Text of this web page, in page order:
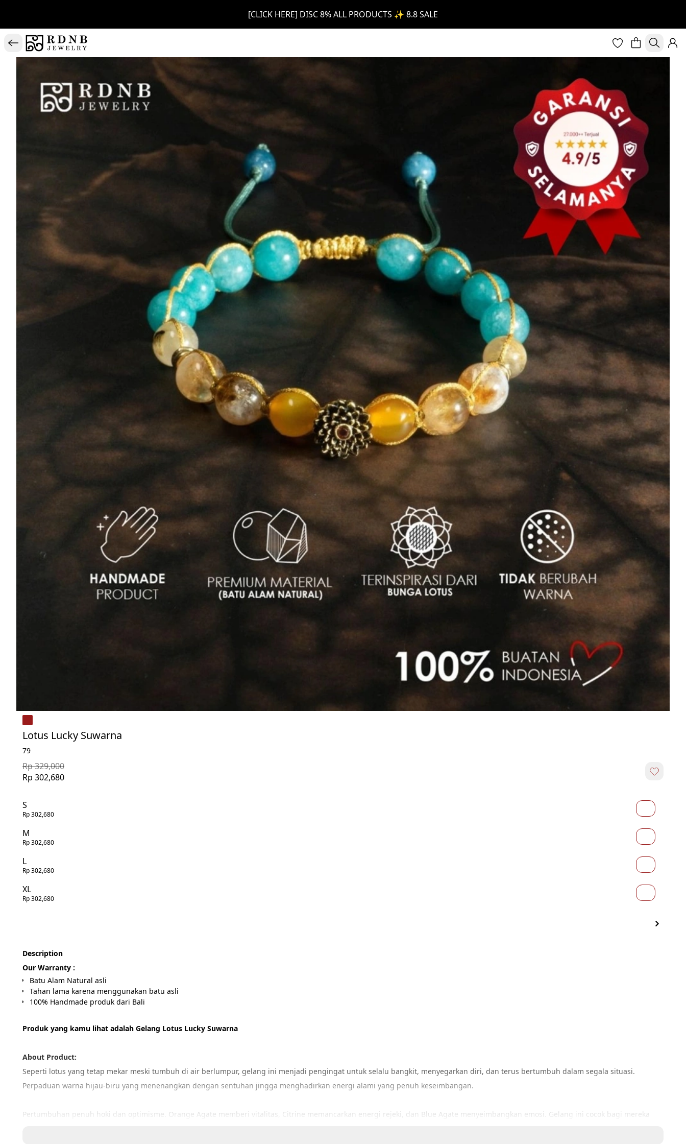
[CLICK HERE] DISC 8% ALL PRODUCTS ✨ 8.8 SALE
Lotus Lucky Suwarna
79
Rp 329,000
Rp 302,680
S
Rp 302,680
M
Rp 302,680
L
Rp 302,680
XL
Rp 302,680
Description
Our Warranty :
Batu Alam Natural asli
Tahan lama karena menggunakan batu asli
100% Handmade produk dari Bali
Produk yang kamu lihat adalah Gelang Lotus Lucky Suwarna
About Product:
Seperti lotus yang tetap mekar meski tumbuh di air berlumpur, gelang ini menjadi pengingat untuk selalu bangkit, menyegarkan diri, dan terus bertumbuh dalam segala situasi.
Perpaduan warna hijau-biru yang menenangkan dengan sentuhan jingga menghadirkan energi alami yang penuh keseimbangan.
Pertumbuhan penuh hoki dan optimisme. Orange Agate memberi vitalitas, Citrine memancarkan energi rejeki, dan Blue Agate menyeimbangkan emosi. Gelang ini cocok bagi mereka